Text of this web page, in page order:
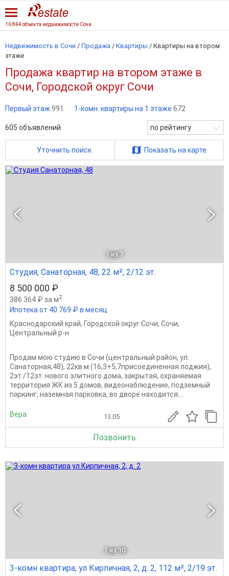
16 844 объекта недвижимости Сочи
Недвижимость в Сочи / Продажа / Квартиры / Квартиры на втором
этаже
Продажа квартир на втором этаже в
Сочи, Городской округ Сочи
Первый этаж 991 1-комн. квартиры на 1 этаже 672
605 объявлений по рейтингу
Уточнить поиск Показать на карте
1 из 7
Студия, Санаторная, 48, 22 м², 2/12 эт.
8 500 000 ₽
386 364 ₽ за м2
Ипотека от 40 769 ₽ в месяц
Краснодарский край, Городской округ Сочи, Сочи,
Центральный р-н
Продам мою студию в Сочи (центральный район, ул.
Санаторная,48), 22кв.м.(16,3+5,7присоединенная лоджия),
2эт./12эт. нового элитного дома, закрытая, охраняемая
территория ЖК из 5 домов, видеонаблюдение, подземный
паркинг, наземная парковка, во дворе находится:...
Вера 13.05
Позвонить
1 из 10
3-комн квартира, ул Кирпичная, 2, д. 2, 112 м², 2/19 эт.